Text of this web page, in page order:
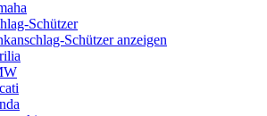
Schützer
Schützer anzeigen